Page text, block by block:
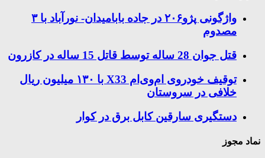
واژگونی پژو۲۰۶ در جاده بابامیدان- نورآباد با ۳
مصدوم
قتل جوان 28 ساله توسط قاتل 15 ساله در کازرون
توقیف خودروی ام‌وی‌ام X33 با ۱۳۰ میلیون ریال
خلافی در سروستان
دستگیری سارقین کابل برق در کوار
نماد مجوز